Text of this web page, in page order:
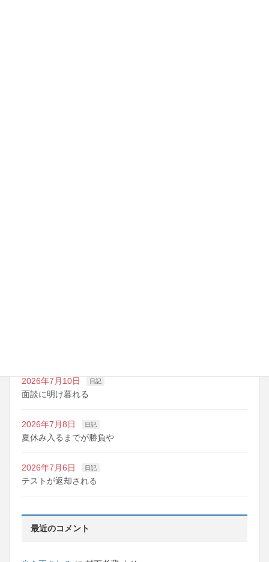
2026年7月10日 日記
面談に明け暮れる
2026年7月8日 日記
夏休み入るまでが勝負や
2026年7月6日 日記
テストが返却される
最近のコメント